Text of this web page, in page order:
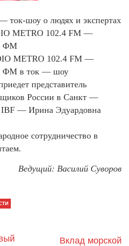
шоу о людях и экспертах
METRO 102.4 FM —
ФМ
METRO 102.4 FM —
в ток — шоу
представитель
России в Санкт —
IBF — Ирина Эдуардовна
сотрудничество в
Ведущий: Василий Суворов
Вклад морской